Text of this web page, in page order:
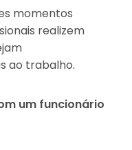
momentos
realizem
ao trabalho.
um funcionário